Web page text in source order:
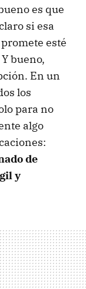
es que
si esa
esté
bueno,
En un
los
para no
algo
de
y